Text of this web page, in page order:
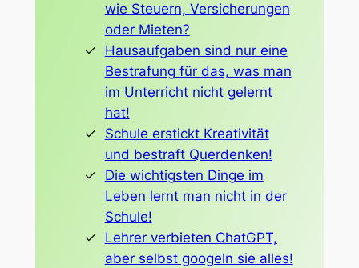
wie Steuern, Versicherungen
oder Mieten?
Hausaufgaben sind nur eine
Bestrafung für das, was man
im Unterricht nicht gelernt
hat!
Schule erstickt Kreativität
und bestraft Querdenken!
Die wichtigsten Dinge im
Leben lernt man nicht in der
Schule!
Lehrer verbieten ChatGPT,
aber selbst googeln sie alles!